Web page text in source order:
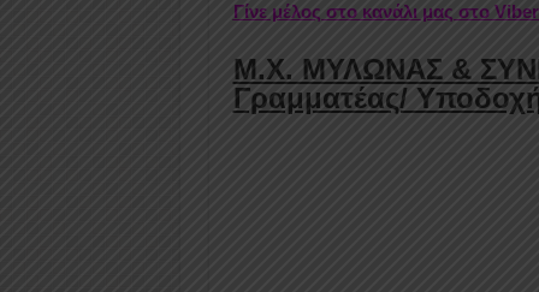
Γίνε μέλος στο κανάλι μας στο
Μ.Χ. ΜΥΛΩΝΑΣ &
Γραμματέας/